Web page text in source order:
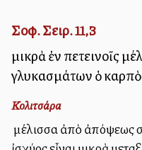
Σοφ. Σειρ. 11,3
μικρὰ ἐν πετεινοῖς
γλυκασμάτων ὁ
Κολιτσάρα
Ἡ μέλισσα ἀπὸ ἀπόψεως